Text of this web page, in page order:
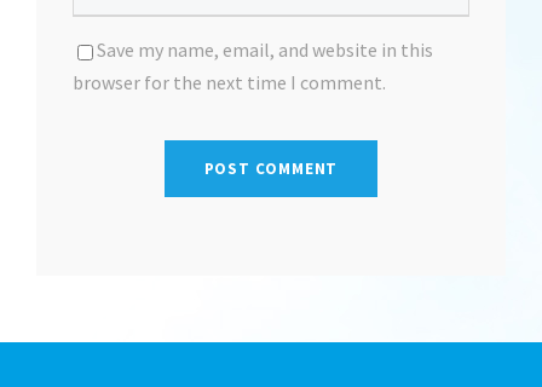
Save my name, email, and website in this
browser for the next time I comment.